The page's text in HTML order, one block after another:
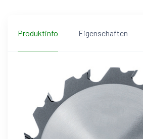
Produktinfo Eigenschaften